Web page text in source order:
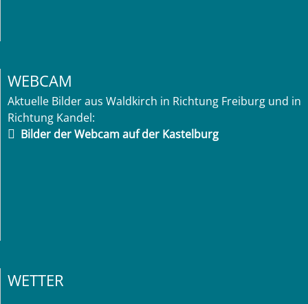
WEBCAM
Aktuelle Bilder aus Waldkirch in Richtung Freiburg und in
Richtung Kandel:
Bilder der Webcam auf der Kastelburg
WETTER